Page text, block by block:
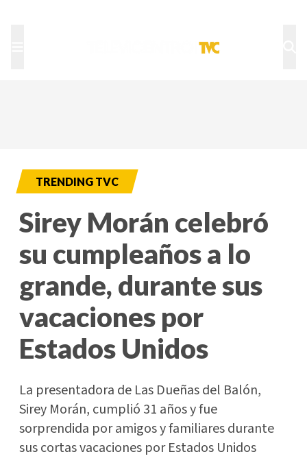
TRENDING TVC
Sirey Morán celebró
su cumpleaños a lo
grande, durante sus
vacaciones por
Estados Unidos
La presentadora de Las Dueñas del Balón,
Sirey Morán, cumplió 31 años y fue
sorprendida por amigos y familiares durante
sus cortas vacaciones por Estados Unidos